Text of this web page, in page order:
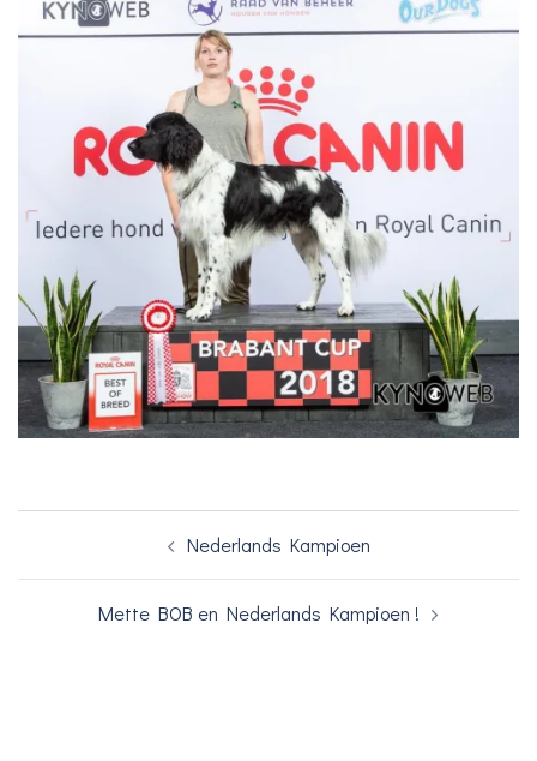
Nederlands Kampioen
Mette BOB en Nederlands Kampioen !